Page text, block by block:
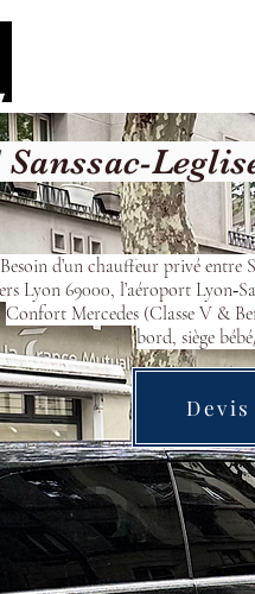
Sanssac-
Besoin d’un chauffeur privé entre
Lyon 69000, l’aéroport
Confort Mercedes (Classe V &
bord, siège